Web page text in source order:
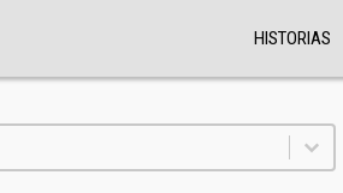
HISTORIAS